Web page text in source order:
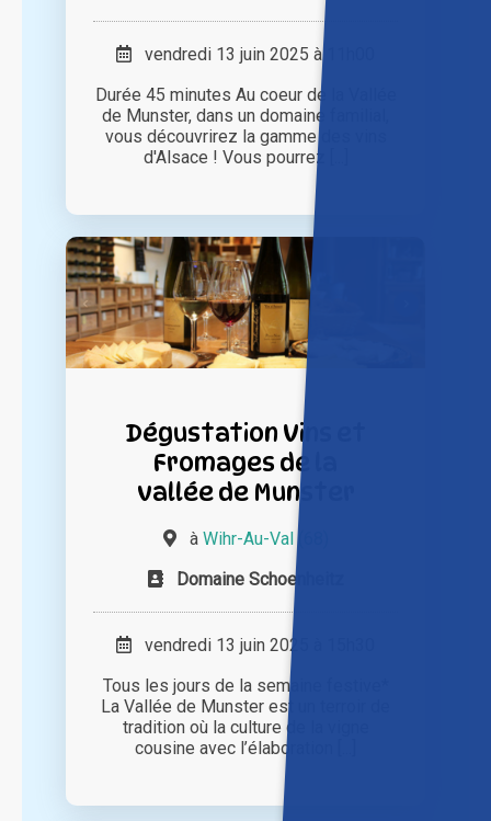
vendredi 13 juin 2025 à 11h00
Durée 45 minutes Au coeur de la Vallée
de Munster, dans un domaine familial,
vous découvrirez la gamme des vins
d'Alsace ! Vous pourrez [...]
Dégustation Vins et
Fromages de la
vallée de Munster
à Wihr-Au-Val (68)
Domaine Schoenheitz
vendredi 13 juin 2025 à 15h30
Tous les jours de la semaine festive*
La Vallée de Munster est un terroir de
tradition où la culture de la vigne
cousine avec l’élaboration [...]